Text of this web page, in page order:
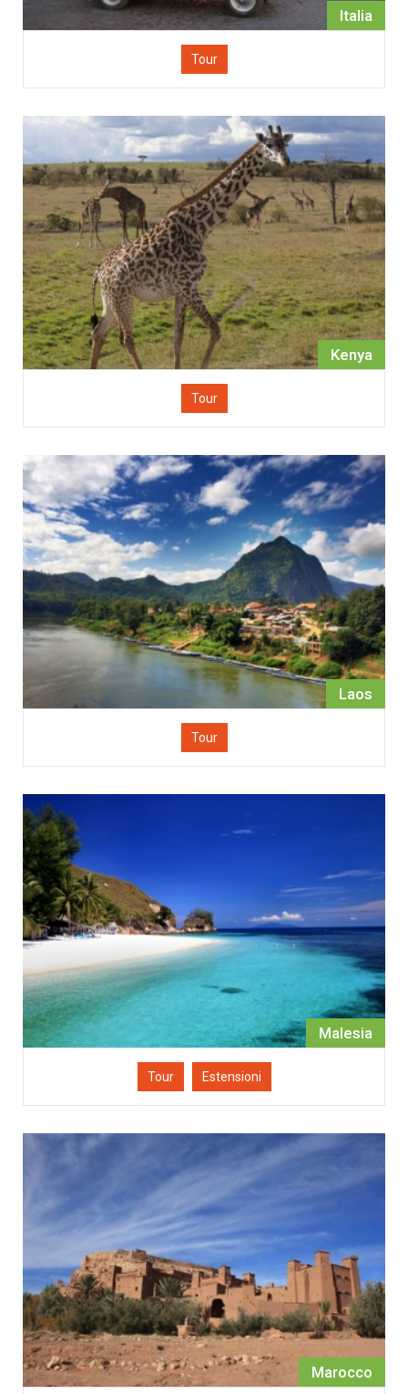
Italia
Tour
Kenya
Tour
Laos
Tour
Malesia
Tour Estensioni
Marocco